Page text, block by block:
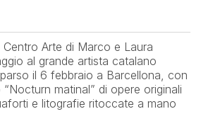
Centro Arte di Marco e Laura
al grande artista catalano
il 6 febbraio a Barcellona, con
matinal” di opere originali
e litografie ritoccate a mano